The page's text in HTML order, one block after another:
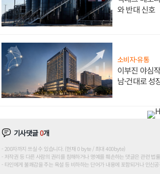
와 반대 신호
소비자·유통
이부진 야심
남·건대로 성
기사댓글0개
200자까지 쓰실 수 있습니다. (현재 0 byte / 최대 400byte)
저작권 등 다른 사람의 권리를 침해하거나 명예를 훼손하는 댓글은 관련 법
타인에게 불쾌감을 주는 욕설 등 비하하는 단어가 내용에 포함되거나 인신